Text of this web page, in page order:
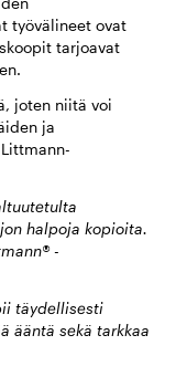
työvälineet ovat
tarjoavat
joten niitä voi
ja
halpoja kopioita.
-
täydellisesti
ääntä sekä tarkkaa